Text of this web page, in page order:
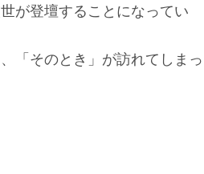
が登壇することになってい
「そのとき」が訪れてしまっ